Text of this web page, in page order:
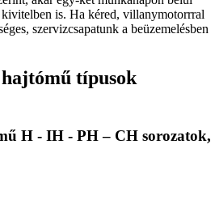
kivitelben is. Ha kéred, villanymotorrral
szervizcsapatunk a beüzemelésben
típusok
H - IH - PH – CH sorozatok,